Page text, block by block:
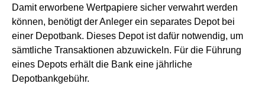
Damit erworbene Wertpapiere sicher verwahrt werden
können, benötigt der Anleger ein separates Depot bei
einer Depotbank. Dieses Depot ist dafür notwendig, um
sämtliche Transaktionen abzuwickeln. Für die Führung
eines Depots erhält die Bank eine jährliche
Depotbankgebühr.